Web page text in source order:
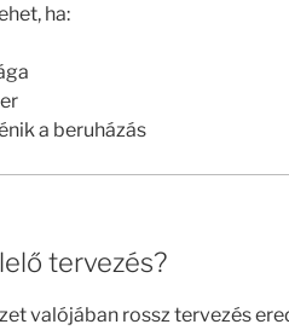
ha:
a beruházás
tervezés?
valójában rossz tervezés